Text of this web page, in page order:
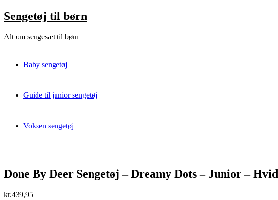
Skip
to
Sengetøj til børn
Alt om sengesæt til børn
Baby sengetøj
Guide til junior sengetøj
Voksen sengetøj
Done By Deer Sengetøj – Dreamy Dots – Junior – Hvid
kr.439,95